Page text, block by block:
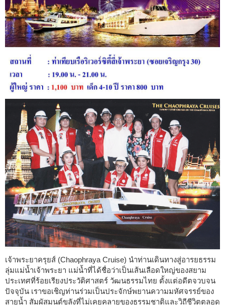
เจ้าพระยาครุยส์ (Chaophraya Cruise) นำท่านเดินทางสู่อารยธรรม
ลุ่มแม่น้ำเจ้าพระยา แม่น้ำที่ได้ชื่อว่าเป็นเส้นเลือดใหญ่ของสยาม
ประเทศที่ร้อยเรียงประวัติศาสตร์ วัฒนธรรมไทย ตั้งแต่อดีตจวบจน
ปัจจุบัน เราขอเชิญท่านร่วมเป็นประจักษ์พยานความมหัศจรรย์ของ
สายน้ำ สัมผัสมนต์ขลังที่ไม่เคยคลายของธรรมชาติและวิถีชีวิตตลอด